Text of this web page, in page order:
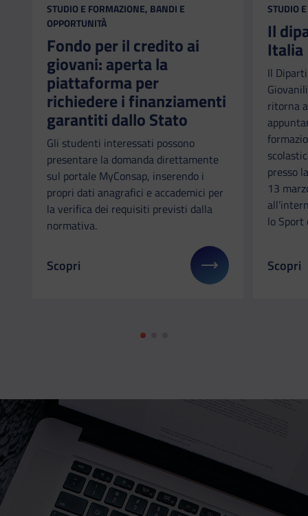
CATEGORIA:
STUDIO E FORMAZIONE, BANDI E
OPPORTUNITÀ
Fondo per il credito ai
giovani: aperta la
piattaforma per
richiedere i finanziamenti
garantiti dallo Stato
Gli studenti interessati possono
presentare la domanda direttamente
sul portale MyConsap, inserendo i
propri dati anagrafici e accademici per
la verifica dei requisiti previsti dalla
normativa.
Il link ti porterà ad avere maggiori dettagli su:
Scopri
STUDIO
Il
Italia
Il
ritorna
presso
13
lo Sport
Il link
Scopri